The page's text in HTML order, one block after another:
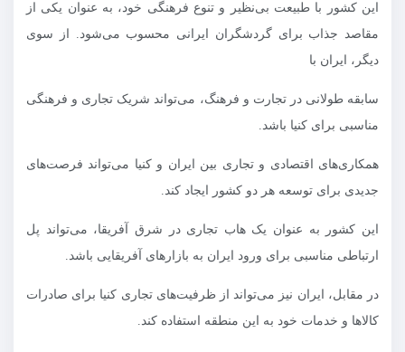
این کشور با طبیعت بی‌نظیر و تنوع فرهنگی خود، به عنوان یکی از
مقاصد جذاب برای گردشگران ایرانی محسوب می‌شود. از سوی
دیگر، ایران با
سابقه طولانی در تجارت و فرهنگ، می‌تواند شریک تجاری و فرهنگی
مناسبی برای کنیا باشد.
همکاری‌های اقتصادی و تجاری بین ایران و کنیا می‌تواند فرصت‌های
جدیدی برای توسعه هر دو کشور ایجاد کند.
این کشور به عنوان یک هاب تجاری در شرق آفریقا، می‌تواند پل
ارتباطی مناسبی برای ورود ایران به بازارهای آفریقایی باشد.
در مقابل، ایران نیز می‌تواند از ظرفیت‌های تجاری کنیا برای صادرات
کالاها و خدمات خود به این منطقه استفاده کند.